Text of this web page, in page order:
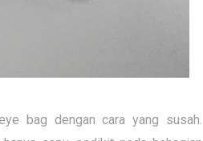
bag dengan cara yang susah.